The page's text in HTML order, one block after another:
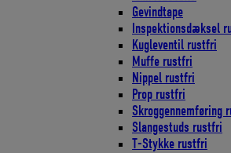
Gevindtape
Inspektionsdæksel
Kugleventil rustfri
Muffe rustfri
Nippel rustfri
Prop rustfri
Skroggennemføring
Slangestuds rustfri
T-Stykke rustfri